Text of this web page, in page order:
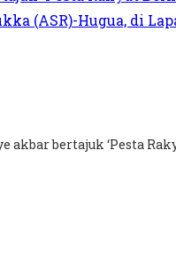
bertajuk ‘Pesta